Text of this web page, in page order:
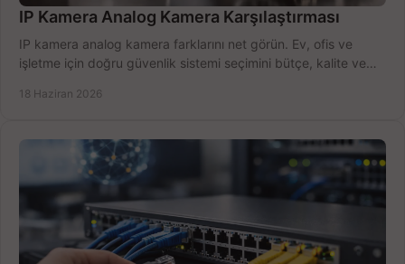
IP Kamera Analog Kamera Karşılaştırması
IP kamera analog kamera farklarını net görün. Ev, ofis ve
işletme için doğru güvenlik sistemi seçimini bütçe, kalite ve
18 Haziran 2026